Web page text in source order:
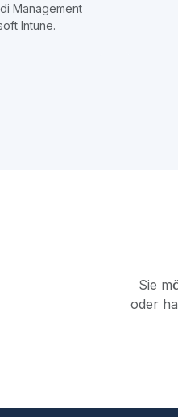
Management
Intune.
Sie
oder